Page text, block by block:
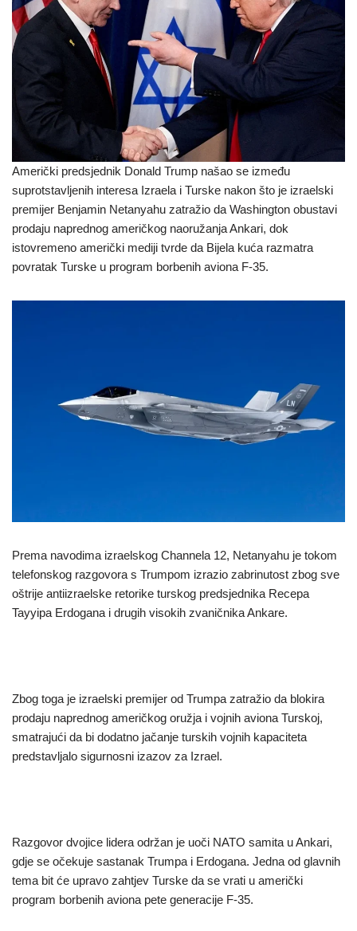
Američki predsjednik Donald Trump našao se između
suprotstavljenih interesa Izraela i Turske nakon što je izraelski
premijer Benjamin Netanyahu zatražio da Washington obustavi
prodaju naprednog američkog naoružanja Ankari, dok
istovremeno američki mediji tvrde da Bijela kuća razmatra
povratak Turske u program borbenih aviona F-35.
Prema navodima izraelskog Channela 12, Netanyahu je tokom
telefonskog razgovora s Trumpom izrazio zabrinutost zbog sve
oštrije antiizraelske retorike turskog predsjednika Recepa
Tayyipa Erdogana i drugih visokih zvaničnika Ankare.
Zbog toga je izraelski premijer od Trumpa zatražio da blokira
prodaju naprednog američkog oružja i vojnih aviona Turskoj,
smatrajući da bi dodatno jačanje turskih vojnih kapaciteta
predstavljalo sigurnosni izazov za Izrael.
Razgovor dvojice lidera održan je uoči NATO samita u Ankari,
gdje se očekuje sastanak Trumpa i Erdogana. Jedna od glavnih
tema bit će upravo zahtjev Turske da se vrati u američki
program borbenih aviona pete generacije F-35.